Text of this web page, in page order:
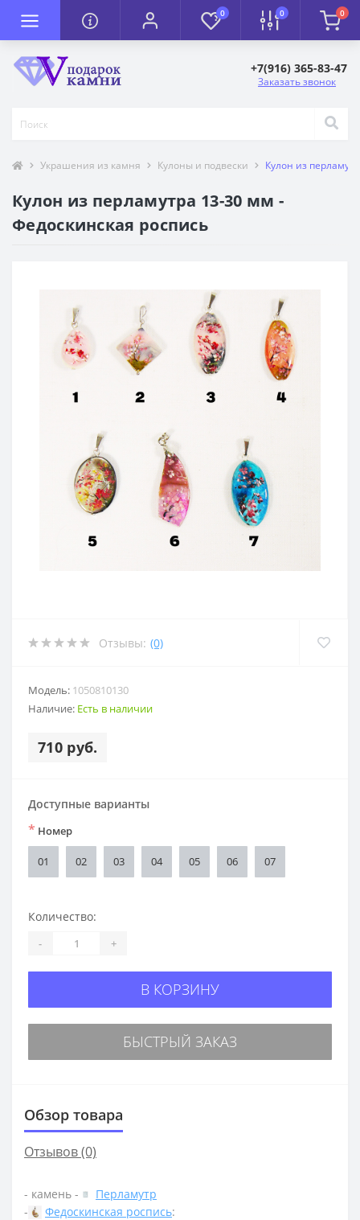
0 0 0
+7(916) 365-83-47
Заказать звонок
Украшения из камня Кулоны и подвески Кулон из
Кулон из перламутра 13-30 мм -
Федоскинская роспись
Отзывы: (0)
Модель: 1050810130
Наличие: Есть в наличии
710 руб.
Доступные варианты
* Номер
01 02 03 04 05 06 07
Количество:
- +
В КОРЗИНУ
БЫСТРЫЙ ЗАКАЗ
Обзор товара
Отзывов (0)
- камень -
Перламутр
-
Федоскинская роспись: